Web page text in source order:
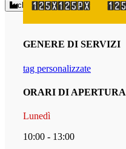
chi siamo come arrivare
GENERE DI SERVIZI
tag personalizzate
ORARI DI APERTURA
Lunedì
10:00 - 13:00